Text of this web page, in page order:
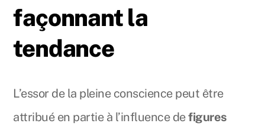
façonnant la
tendance
L’essor de la pleine conscience peut être
attribué en partie à l’influence defigures